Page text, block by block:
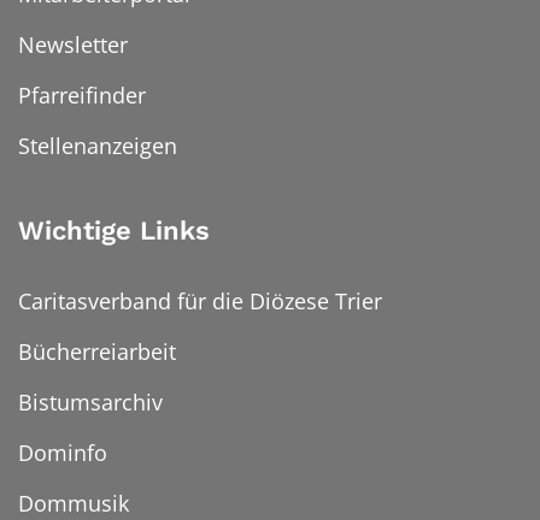
Newsletter
Pfarreifinder
Stellenanzeigen
Wichtige Links
Caritasverband für die Diözese Trier
Bücherreiarbeit
Bistumsarchiv
Dominfo
Dommusik